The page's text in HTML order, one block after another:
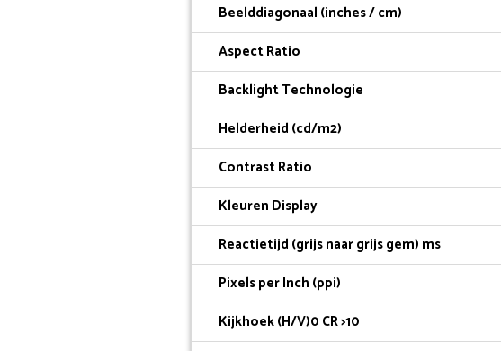
Beelddiagonaal (inches / cm)
Aspect Ratio
Backlight Technologie
Helderheid (cd/m2)
Contrast Ratio
Kleuren Display
Reactietijd (grijs naar grijs gem) ms
Pixels per Inch (ppi)
Kijkhoek (H/V)0 CR >10